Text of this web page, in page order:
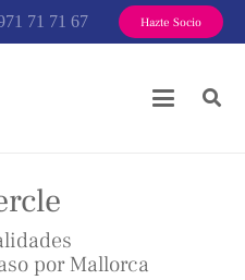
71 71 67 Hazte Socio
por Mallorca